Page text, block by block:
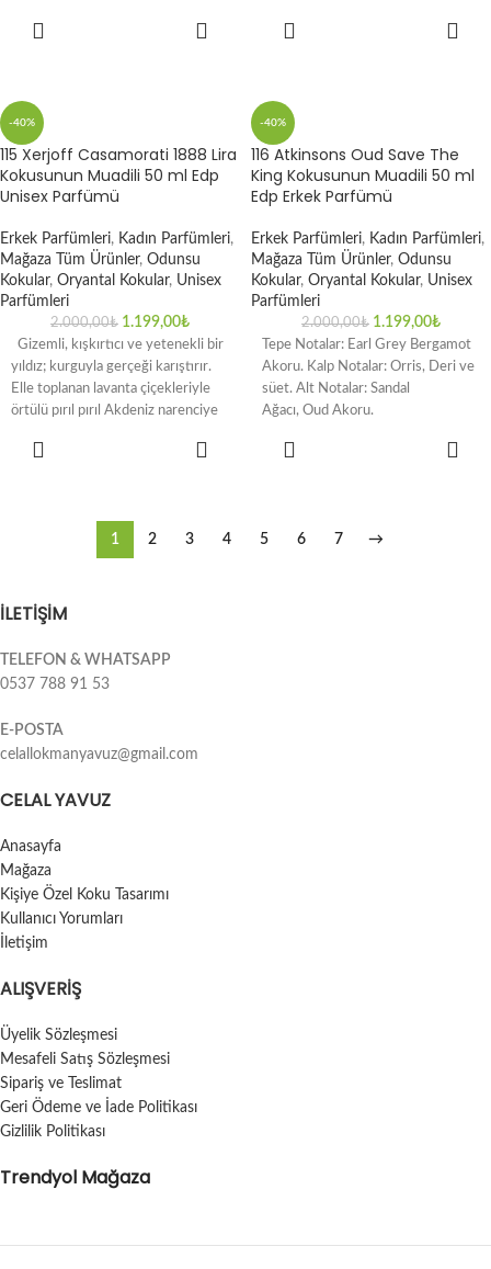
-40%
115 Xerjoff Casamorati 1888 Lira
Kokusunun Muadili 50 ml Edp
Unisex Parfümü
Erkek Parfümleri, Kadın Parfümleri,
Mağaza Tüm Ürünler, Odunsu
Kokular, Oryantal Kokular, Unisex
Parfümleri
2.000,00₺ 1.199,00₺
Gizemli, kışkırtıcı ve yetenekli bir
yıldız; kurguyla gerçeği karıştırır.
Elle toplanan lavanta çiçekleriyle
örtülü pırıl pırıl Akdeniz narenciye
-40%
116 Atkinsons Oud Save The
King Kokusunun Muadili 50 ml
Edp Erkek Parfümü
Erkek Parfümleri, Kadın Parfümleri,
Mağaza Tüm Ürünler, Odunsu
Kokular, Oryantal Kokular, Unisex
Parfümleri
2.000,00₺ 1.199,00₺
Tepe Notalar: Earl Grey Bergamot
Akoru. Kalp Notalar: Orris, Deri ve
süet. Alt Notalar: Sandal
Ağacı, Oud Akoru.
1 2 3 4 5 6 7 →
İLETİŞİM
TELEFON & WHATSAPP
0537 788 91 53
E-POSTA
celallokmanyavuz@gmail.com
CELAL YAVUZ
Anasayfa
Mağaza
Kişiye Özel Koku Tasarımı
Kullanıcı Yorumları
İletişim
ALIŞVERIŞ
Üyelik Sözleşmesi
Mesafeli Satış Sözleşmesi
Sipariş ve Teslimat
Geri Ödeme ve İade Politikası
Gizlilik Politikası
Trendyol Mağaza